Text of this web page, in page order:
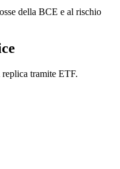
della BCE e al rischio
tramite ETF.